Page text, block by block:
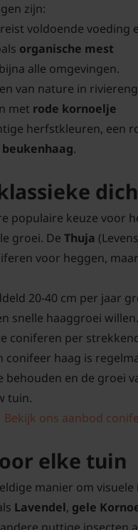
zijn:
voldoende voeding
organische mest
alle omgevingen.
van nature in
met rode kornoelje
herfstkleuren, een
.
populaire keuze voor
groei. De Thuja
voor heggen,
20-40 cm per jaar
snelle haaggroei
coniferen per
conifeer haag is
behouden en de groei
tuin.
Bekijk ons aanbod
elke tuin
manier om
Lavendel, gele